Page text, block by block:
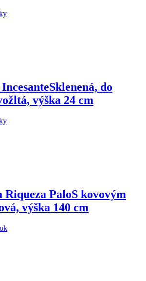
Sklenená, do
výška 24 cm
Riqueza PaloS kovovým
výška 140 cm